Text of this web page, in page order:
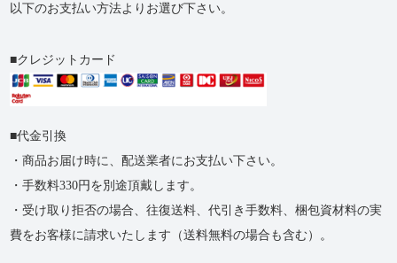
以下のお支払い方法よりお選び下さい。
クレジットカード
代金引換
・商品お届け時に、配送業者にお支払い下さい。
・手数料330円を別途頂戴します。
・受け取り拒否の​場合、​往復送料、​代引き手数料、​梱包資材料の​実
費を​お客様に​請求いたします​（送料無料の​場合も​含む）。